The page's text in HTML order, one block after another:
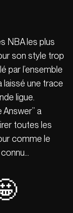
NBA les plus
son style trop
par l’ensemble
laissé une trace
ligue.
Answer” a
toutes les
comme le